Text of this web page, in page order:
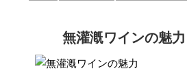
無灌漑ワインの魅力